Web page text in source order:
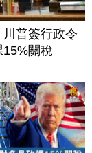
普簽行政令
關稅